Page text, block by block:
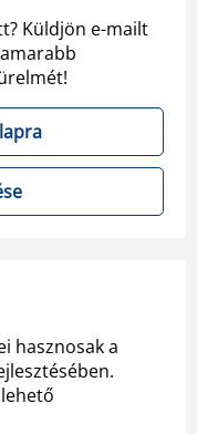
Küldjön e-mailt
hasznosak a